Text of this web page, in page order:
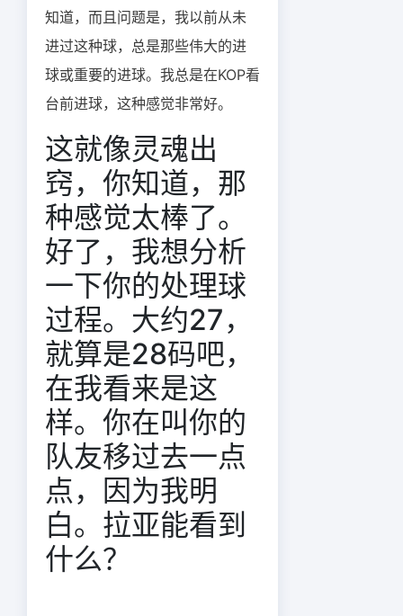
知道，而且问题是，我以前从未
进过这种球，总是那些伟大的进
球或重要的进球。我总是在KOP看
台前进球，这种感觉非常好。
这就像灵魂出
窍，你知道，那
种感觉太棒了。
好了，我想分析
一下你的处理球
过程。大约27，
就算是28码吧，
在我看来是这
样。你在叫你的
队友移过去一点
点，因为我明
白。拉亚能看到
什么？